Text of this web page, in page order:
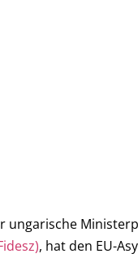
ungarische
, hat den EU-